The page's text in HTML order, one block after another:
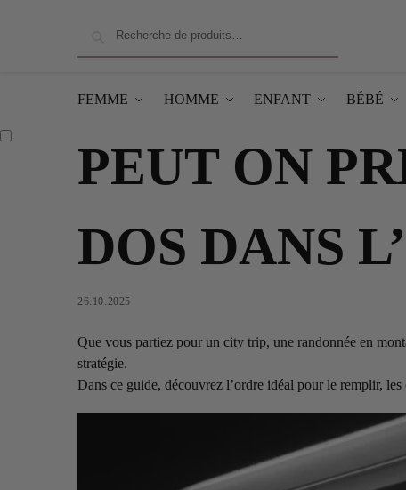
FEMME HOMME ENFANT BÉBÉ
PEUT ON
DOS DANS
26.10.2025
Que vous partiez pour un city trip, une randonnée en
stratégie.
Dans ce guide, découvrez l’ordre idéal pour le remplir,